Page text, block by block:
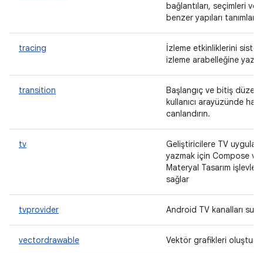
bağlantıları, seçimleri ve
benzer yapıları tanımlar.
tracing
İzleme etkinliklerini
izleme arabelleğine yazın.
transition
Başlangıç ve bitiş
kullanıcı arayüzünde
canlandırın.
tv
Geliştiricilere TV
yazmak için Compose ve
Materyal Tasarım işlevleri
sağlar
tvprovider Android TV kanalları
vectordrawable Vektör grafikleri